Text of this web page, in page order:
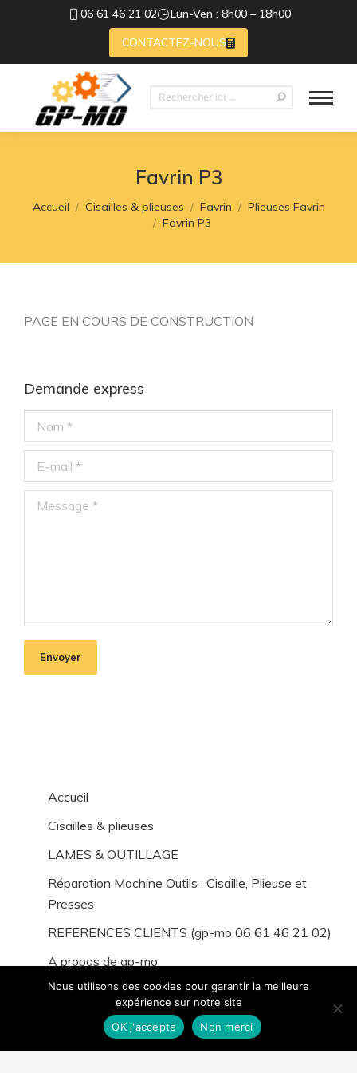
06 61 46 21 02
Lun-Ven : 8h00 – 18h00
CONTACTEZ-NOUS
Recherche
Favrin P3
Vous êtes ici :
Accueil Cisailles & plieuses Favrin
Plieuses Favrin
Favrin P3
PAGE EN COURS DE CONSTRUCTION
Demande express
Nom *
E-mail *
Message *
Envoyer
Accueil
Cisailles & plieuses
LAMES & OUTILLAGE
Réparation Machine Outils : Cisaille, Plieuse et
Presses
REFERENCES CLIENTS (gp-mo 06 61 46 21 02)
A propos de gp-mo
Nous utilisons des cookies pour garantir la meilleure
expérience sur notre site
OK j'accepte
Non merci